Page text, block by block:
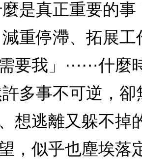
是真正重要的
重停滯、拓展
要我」⋯⋯什麼
多事不可逆，卻
想逃離又躲不掉
，似乎也塵埃落